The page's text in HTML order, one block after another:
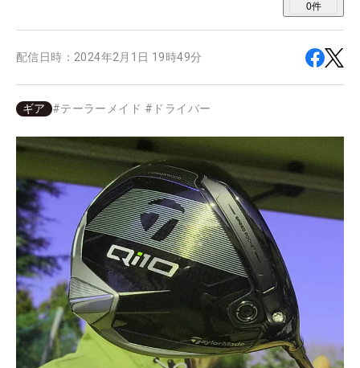
0件
配信日時： 2024年2月1日 19時49分
ギア #テーラーメイド # ドライバー